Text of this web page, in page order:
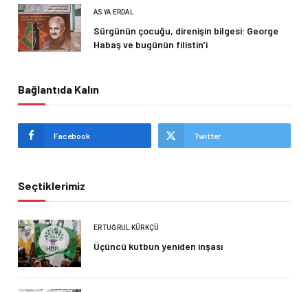
ASYA ERDAL
Sürgünün çocuğu, direnişin bilgesi: George
Habaş ve bugünün filistin’i
Bağlantıda Kalın
Facebook Twitter
Seçtiklerimiz
ERTUĞRUL KÜRKÇÜ
Üçüncü kutbun yeniden inşası